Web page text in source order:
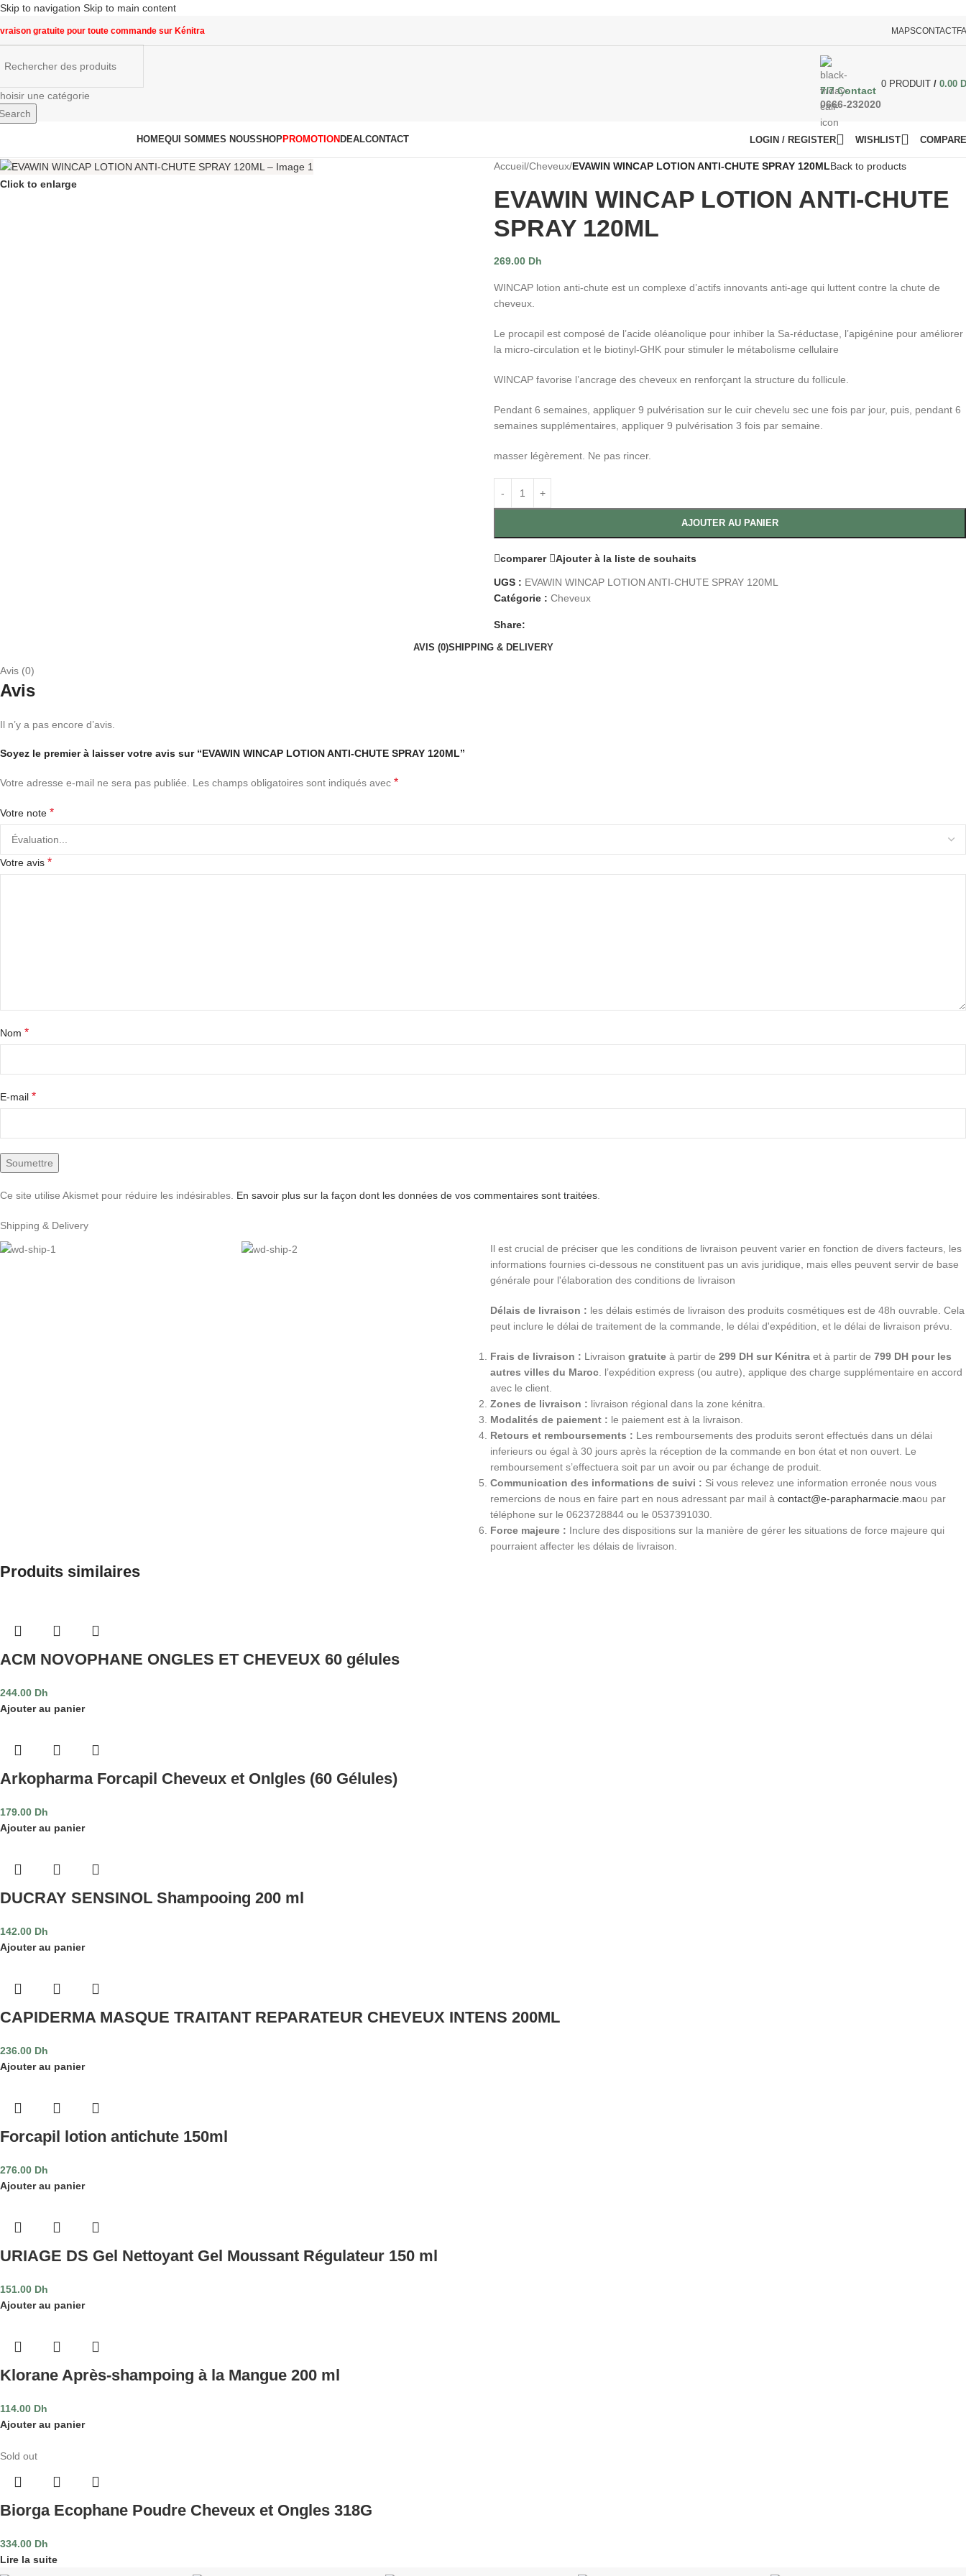
Skip to navigation Skip to main content
gratuite pour toute commande sur Kénitra MAPSCONTACT
une catégorie
7/7 Contact
0666-232020
0 PRODUIT / 0.00
HOMEQUI SOMMES NOUSSHOPPROMOTION DEALCONTACT LOGIN / REGISTER WISHLIST
Click to enlarge
Accueil/Cheveux/EVAWIN WINCAP LOTION ANTI-CHUTE SPRAY 120MLBack to products
EVAWIN WINCAP LOTION ANTI-CHUTE
SPRAY 120ML
269.00 Dh
WINCAP lotion anti-chute est un complexe d’actifs innovants anti-age qui luttent contre la chute de
cheveux.
Le procapil est composé de l’acide oléanolique pour inhiber la Sa-réductase, l’apigénine pour améliorer
la micro-circulation et le biotinyl-GHK pour stimuler le métabolisme cellulaire
WINCAP favorise l’ancrage des cheveux en renforçant la structure du follicule.
Pendant 6 semaines, appliquer 9 pulvérisation sur le cuir chevelu sec une fois par jour, puis, pendant 6
semaines supplémentaires, appliquer 9 pulvérisation 3 fois par semaine.
masser légèrement. Ne pas rincer.
AJOUTER AU PANIER
comparer Ajouter à la liste de souhaits
UGS : EVAWIN WINCAP LOTION ANTI-CHUTE SPRAY 120ML
Catégorie : Cheveux
Share:
AVIS (0)SHIPPING & DELIVERY
Avis (0)
Avis
Il n’y a pas encore d’avis.
Soyez le premier à laisser votre avis sur “EVAWIN WINCAP LOTION ANTI-CHUTE SPRAY 120ML”
Votre adresse e-mail ne sera pas publiée. Les champs obligatoires sont indiqués avec *
Votre note *
Votre avis *
Nom *
E-mail *
Ce site utilise Akismet pour réduire les indésirables. En savoir plus sur la façon dont les données de vos commentaires sont traitées
Shipping & Delivery
Il est crucial de préciser que les conditions de livraison peuvent varier en fonction de divers facteurs, les
informations fournies ci-dessous ne constituent pas un avis juridique, mais elles peuvent servir de base
générale pour l'élaboration des conditions de livraison
Délais de livraison : les délais estimés de livraison des produits cosmétiques est de 48h ouvrable. Cela
peut inclure le délai de traitement de la commande, le délai d'expédition, et le délai de livraison prévu.
Frais de livraison : Livraison gratuite à partir de 299 DH sur Kénitra et à partir de 799 DH pour les
autres villes du Maroc . l’expédition express (ou autre), applique des charge supplémentaire en accord
avec le client.
Zones de livraison : livraison régional dans la zone kénitra.
Modalités de paiement : le paiement est à la livraison.
Retours et remboursements : Les remboursements des produits seront effectués dans un délai
inferieurs ou égal à 30 jours après la réception de la commande en bon état et non ouvert. Le
remboursement s’effectuera soit par un avoir ou par échange de produit.
Communication des informations de suivi : Si vous relevez une information erronée nous vous
remercions de nous en faire part en nous adressant par mail à contact@e-parapharmacie.maou par
téléphone sur le 0623728844 ou le 0537391030.
Force majeure : Inclure des dispositions sur la manière de gérer les situations de force majeure qui
pourraient affecter les délais de livraison.
Produits similaires
ACM NOVOPHANE ONGLES ET CHEVEUX 60 gélules
244.00 Dh
Ajouter au panier
Arkopharma Forcapil Cheveux et Onlgles (60 Gélules)
179.00 Dh
Ajouter au panier
DUCRAY SENSINOL Shampooing 200 ml
142.00 Dh
Ajouter au panier
CAPIDERMA MASQUE TRAITANT REPARATEUR CHEVEUX INTENS 200ML
236.00 Dh
Ajouter au panier
Forcapil lotion antichute 150ml
276.00 Dh
Ajouter au panier
URIAGE DS Gel Nettoyant Gel Moussant Régulateur 150 ml
151.00 Dh
Ajouter au panier
Klorane Après-shampoing à la Mangue 200 ml
114.00 Dh
Ajouter au panier
Sold out
Biorga Ecophane Poudre Cheveux et Ongles 318G
334.00 Dh
Lire la suite